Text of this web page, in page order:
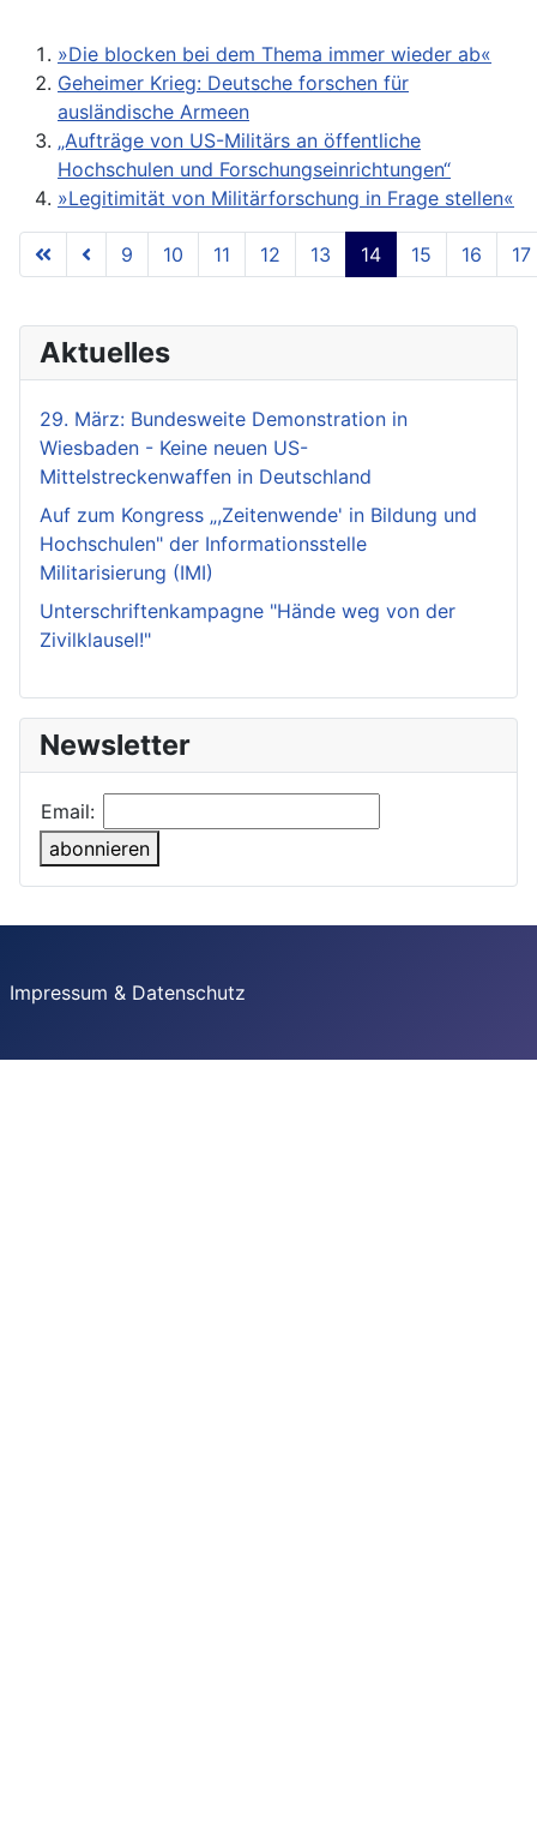
»Die blocken bei dem Thema immer wieder ab«
Geheimer Krieg: Deutsche forschen für
ausländische Armeen
„Aufträge von US-Militärs an öffentliche
Hochschulen und Forschungseinrichtungen“
»Legitimität von Militärforschung in Frage stellen«
Seite 14 von 18
9 10 11 12 13 14 15 16 17
Aktuelles
29. März: Bundesweite Demonstration in
Wiesbaden - Keine neuen US-
Mittelstreckenwaffen in Deutschland
Auf zum Kongress „,Zeitenwende' in Bildung und
Hochschulen" der Informationsstelle
Militarisierung (IMI)
Unterschriftenkampagne "Hände weg von der
Zivilklausel!"
Newsletter
Email:
abonnieren
Impressum & Datenschutz